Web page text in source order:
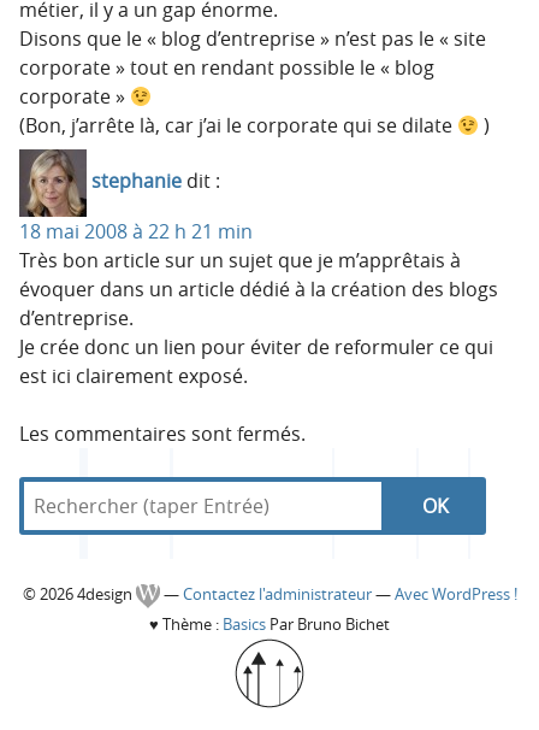
métier, il y a un gap énorme.
Disons que le « blog d’entreprise » n’est pas le « site
corporate » tout en rendant possible le « blog
corporate »
(Bon, j’arrête là, car j’ai le corporate qui se dilate
)
stephanie dit :
18 mai 2008 à 22 h 21 min
Très bon article sur un sujet que je m’apprêtais à
évoquer dans un article dédié à la création des blogs
d’entreprise.
Je crée donc un lien pour éviter de reformuler ce qui
est ici clairement exposé.
Les commentaires sont fermés.
R
R
e
d
4
C
© 2026 4design —Contactez l'administrateur—Avec WordPress !
♥ Thème : Basics Par Bruno Bichet